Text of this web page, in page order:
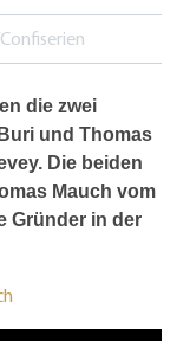
die zwei
und Thomas
Die beiden
Mauch vom
Gründer in der